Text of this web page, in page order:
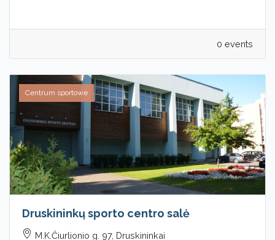
0 events
Centrum sportowe
Druskininkų sporto centro salė
M.K.Čiurlionio g. 97, Druskininkai